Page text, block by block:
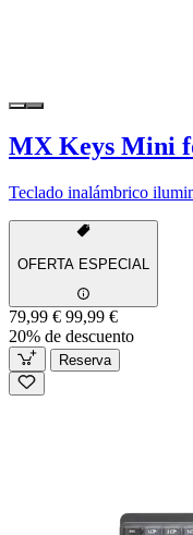
MX Keys Mini
Teclado inalámbrico
OFERTA ESPECIAL
79,99 € 99,99 €
20% de descuento
Reserva